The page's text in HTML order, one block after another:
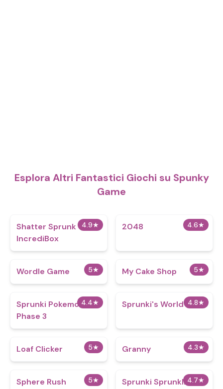
Esplora Altri Fantastici Giochi su Spunky
Game
4.9★
Shatter Sprunk
IncrediBox
4.6★
2048
5★
Wordle Game 5★
My Cake Shop
4.4★
Sprunki Pokemon
Phase 3
4.8★
Sprunki's World
5★
Loaf Clicker 4.3★
Granny
5★
Sphere Rush 4.7★
Sprunki Sprunklings